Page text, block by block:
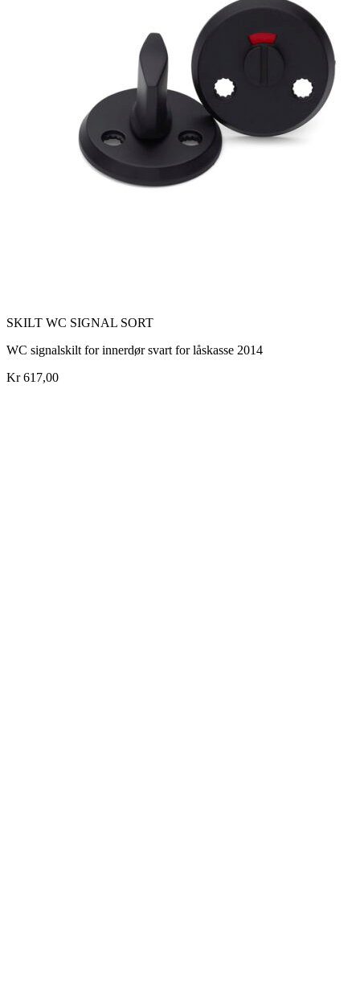
SKILT WC SIGNAL SORT
WC signalskilt for innerdør svart for låskasse 2014
Kr 617,00